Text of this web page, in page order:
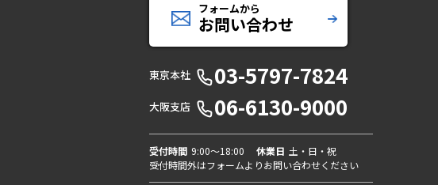
フォームから
お問い合わせ
東京本社 03-5797-7824
大阪支店 06-6130-9000
受付時間 9:00〜18:00 休業日 土・日・祝
受付時間外はフォームよりお問い合わせください